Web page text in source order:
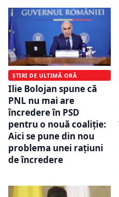
ȘTIRI DE ULTIMĂ ORĂ
Ilie Bolojan spune că
PNL nu mai are
încredere în PSD
pentru o nouă coaliție:
Aici se pune din nou
problema unei raţiuni
de încredere